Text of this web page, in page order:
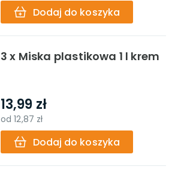
Dodaj do koszyka
3 x Miska plastikowa 1 l krem
13,99 zł
od12,87 zł
Dodaj do koszyka